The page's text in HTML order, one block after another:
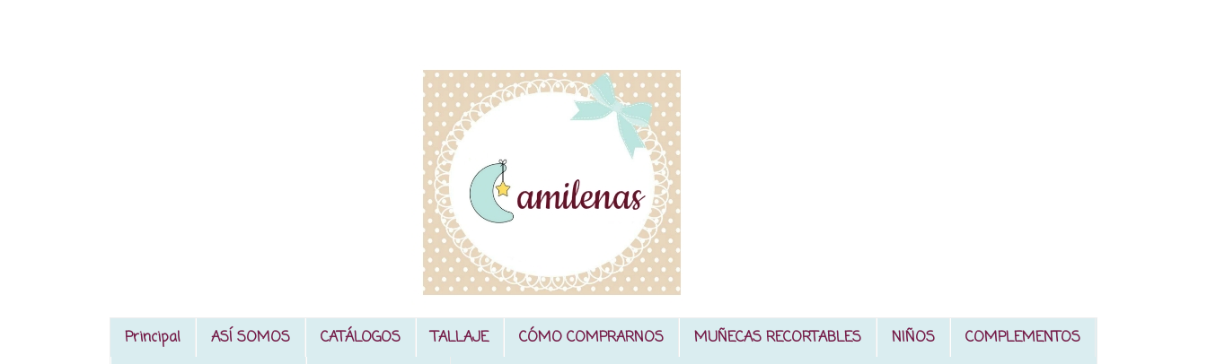
Principal ASÍ SOMOS CATÁLOGOS TALLAJE CÓMO COMPRARNOS MUÑECAS RECORTABLES NIÑOS
COMPLEMENTOS